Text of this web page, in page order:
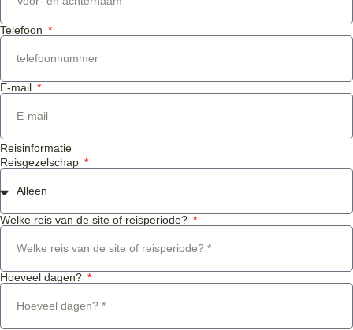
Telefoon
E-mail
Reisinformatie
Reisgezelschap
Welke reis van de site of reisperiode?
Hoeveel dagen?